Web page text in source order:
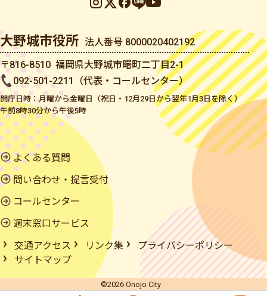
大野城市役所 法人番号 8000020402192
〒816-8510 福岡県大野城市曙町二丁目2-1
092-501-2211（代表・コールセンター）
開庁日時：月曜から金曜日（祝日・12月29日から翌年1月3日を除く）
午前8時30分から午後5時
よくある質問
問い合わせ・提言受付
コールセンター
週末窓口サービス
交通アクセス
リンク集
プライバシーポリシー
サイトマップ
©2026 Onojo City